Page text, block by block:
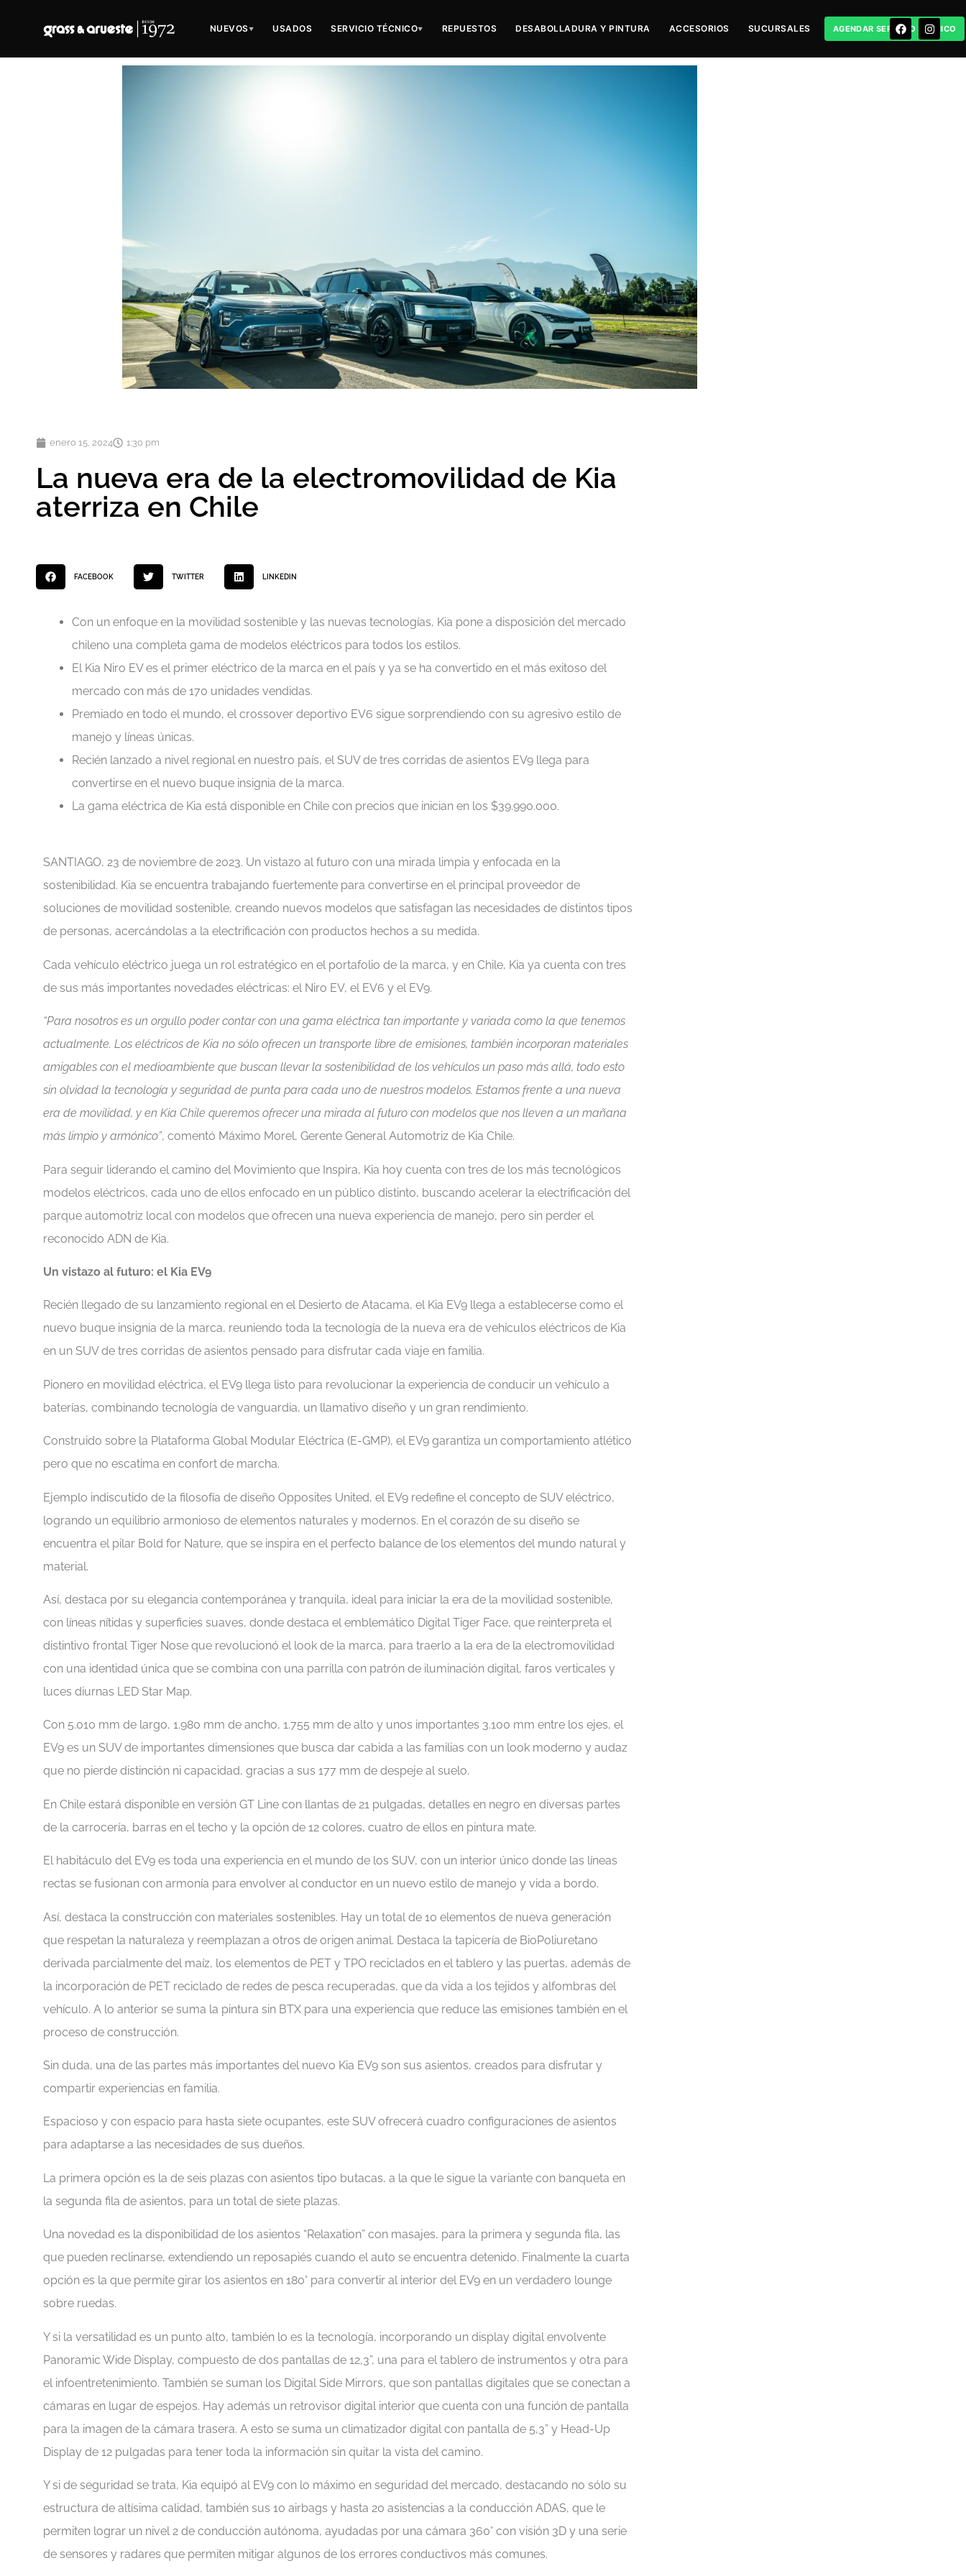
NUEVOS▼ USADOS SERVICIO TÉCNICO▼ REPUESTOS DESABOLLADURA Y PINTURA ACCESORIOS SUCURSALES AGENDAR SERVICIO TÉCNICO
enero 15, 2024 1:30 pm
La nueva era de la electromovilidad de Kia
aterriza en Chile
FACEBOOK TWITTER LINKEDIN
Con un enfoque en la movilidad sostenible y las nuevas tecnologías, Kia pone a disposición del mercado
chileno una completa gama de modelos eléctricos para todos los estilos.
El Kia Niro EV es el primer eléctrico de la marca en el país y ya se ha convertido en el más exitoso del
mercado con más de 170 unidades vendidas.
Premiado en todo el mundo, el crossover deportivo EV6 sigue sorprendiendo con su agresivo estilo de
manejo y líneas únicas.
Recién lanzado a nivel regional en nuestro país, el SUV de tres corridas de asientos EV9 llega para
convertirse en el nuevo buque insignia de la marca.
La gama eléctrica de Kia está disponible en Chile con precios que inician en los $39.990.000.
SANTIAGO, 23 de noviembre de 2023. Un vistazo al futuro con una mirada limpia y enfocada en la
sostenibilidad. Kia se encuentra trabajando fuertemente para convertirse en el principal proveedor de
soluciones de movilidad sostenible, creando nuevos modelos que satisfagan las necesidades de distintos tipos
de personas, acercándolas a la electrificación con productos hechos a su medida.
Cada vehículo eléctrico juega un rol estratégico en el portafolio de la marca, y en Chile, Kia ya cuenta con tres
de sus más importantes novedades eléctricas: el Niro EV, el EV6 y el EV9.
“Para nosotros es un orgullo poder contar con una gama eléctrica tan importante y variada como la que tenemos
actualmente. Los eléctricos de Kia no sólo ofrecen un transporte libre de emisiones, también incorporan materiales
amigables con el medioambiente que buscan llevar la sostenibilidad de los vehículos un paso más allá, todo esto
sin olvidad la tecnología y seguridad de punta para cada uno de nuestros modelos. Estamos frente a una nueva
era de movilidad, y en Kia Chile queremos ofrecer una mirada al futuro con modelos que nos lleven a un mañana
más limpio y armónico”, comentó Máximo Morel, Gerente General Automotriz de Kia Chile.
Para seguir liderando el camino del Movimiento que Inspira, Kia hoy cuenta con tres de los más tecnológicos
modelos eléctricos, cada uno de ellos enfocado en un público distinto, buscando acelerar la electrificación del
parque automotriz local con modelos que ofrecen una nueva experiencia de manejo, pero sin perder el
reconocido ADN de Kia.
Un vistazo al futuro: el Kia EV9
Recién llegado de su lanzamiento regional en el Desierto de Atacama, el Kia EV9 llega a establecerse como el
nuevo buque insignia de la marca, reuniendo toda la tecnología de la nueva era de vehículos eléctricos de Kia
en un SUV de tres corridas de asientos pensado para disfrutar cada viaje en familia.
Pionero en movilidad eléctrica, el EV9 llega listo para revolucionar la experiencia de conducir un vehículo a
baterías, combinando tecnología de vanguardia, un llamativo diseño y un gran rendimiento.
Construido sobre la Plataforma Global Modular Eléctrica (E-GMP), el EV9 garantiza un comportamiento atlético
pero que no escatima en confort de marcha.
Ejemplo indiscutido de la filosofía de diseño Opposites United, el EV9 redefine el concepto de SUV eléctrico,
logrando un equilibrio armonioso de elementos naturales y modernos. En el corazón de su diseño se
encuentra el pilar Bold for Nature, que se inspira en el perfecto balance de los elementos del mundo natural y
material.
Así, destaca por su elegancia contemporánea y tranquila, ideal para iniciar la era de la movilidad sostenible,
con líneas nítidas y superficies suaves, donde destaca el emblemático Digital Tiger Face, que reinterpreta el
distintivo frontal Tiger Nose que revolucionó el look de la marca, para traerlo a la era de la electromovilidad
con una identidad única que se combina con una parrilla con patrón de iluminación digital, faros verticales y
luces diurnas LED Star Map.
Con 5.010 mm de largo, 1.980 mm de ancho, 1.755 mm de alto y unos importantes 3.100 mm entre los ejes, el
EV9 es un SUV de importantes dimensiones que busca dar cabida a las familias con un look moderno y audaz
que no pierde distinción ni capacidad, gracias a sus 177 mm de despeje al suelo.
En Chile estará disponible en versión GT Line con llantas de 21 pulgadas, detalles en negro en diversas partes
de la carrocería, barras en el techo y la opción de 12 colores, cuatro de ellos en pintura mate.
El habitáculo del EV9 es toda una experiencia en el mundo de los SUV, con un interior único donde las líneas
rectas se fusionan con armonía para envolver al conductor en un nuevo estilo de manejo y vida a bordo.
Así, destaca la construcción con materiales sostenibles. Hay un total de 10 elementos de nueva generación
que respetan la naturaleza y reemplazan a otros de origen animal. Destaca la tapicería de BioPoliuretano
derivada parcialmente del maíz, los elementos de PET y TPO reciclados en el tablero y las puertas, además de
la incorporación de PET reciclado de redes de pesca recuperadas, que da vida a los tejidos y alfombras del
vehículo. A lo anterior se suma la pintura sin BTX para una experiencia que reduce las emisiones también en el
proceso de construcción.
Sin duda, una de las partes más importantes del nuevo Kia EV9 son sus asientos, creados para disfrutar y
compartir experiencias en familia.
Espacioso y con espacio para hasta siete ocupantes, este SUV ofrecerá cuadro configuraciones de asientos
para adaptarse a las necesidades de sus dueños.
La primera opción es la de seis plazas con asientos tipo butacas, a la que le sigue la variante con banqueta en
la segunda fila de asientos, para un total de siete plazas.
Una novedad es la disponibilidad de los asientos “Relaxation” con masajes, para la primera y segunda fila, las
que pueden reclinarse, extendiendo un reposapiés cuando el auto se encuentra detenido. Finalmente la cuarta
opción es la que permite girar los asientos en 180° para convertir al interior del EV9 en un verdadero lounge
sobre ruedas.
Y si la versatilidad es un punto alto, también lo es la tecnología, incorporando un display digital envolvente
Panoramic Wide Display, compuesto de dos pantallas de 12,3”, una para el tablero de instrumentos y otra para
el infoentretenimiento. También se suman los Digital Side Mirrors, que son pantallas digitales que se conectan a
cámaras en lugar de espejos. Hay además un retrovisor digital interior que cuenta con una función de pantalla
para la imagen de la cámara trasera. A esto se suma un climatizador digital con pantalla de 5,3” y Head-Up
Display de 12 pulgadas para tener toda la información sin quitar la vista del camino.
Y si de seguridad se trata, Kia equipó al EV9 con lo máximo en seguridad del mercado, destacando no sólo su
estructura de altísima calidad, también sus 10 airbags y hasta 20 asistencias a la conducción ADAS, que le
permiten lograr un nivel 2 de conducción autónoma, ayudadas por una cámara 360° con visión 3D y una serie
de sensores y radares que permiten mitigar algunos de los errores conductivos más comunes.